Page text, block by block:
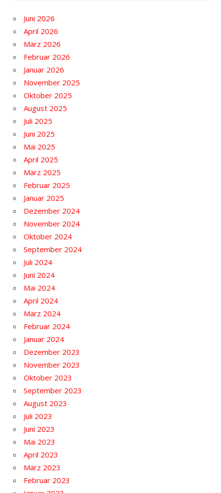
Juni 2026
April 2026
März 2026
Februar 2026
Januar 2026
November 2025
Oktober 2025
August 2025
Juli 2025
Juni 2025
Mai 2025
April 2025
März 2025
Februar 2025
Januar 2025
Dezember 2024
November 2024
Oktober 2024
September 2024
Juli 2024
Juni 2024
Mai 2024
April 2024
März 2024
Februar 2024
Januar 2024
Dezember 2023
November 2023
Oktober 2023
September 2023
August 2023
Juli 2023
Juni 2023
Mai 2023
April 2023
März 2023
Februar 2023